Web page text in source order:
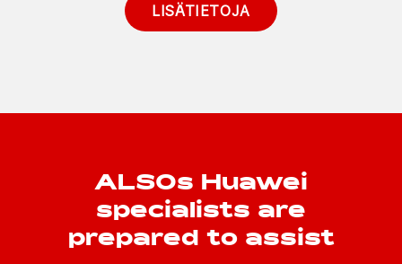
LISÄTIETOJA
ALSOs Huawei
specialists are
prepared to assist